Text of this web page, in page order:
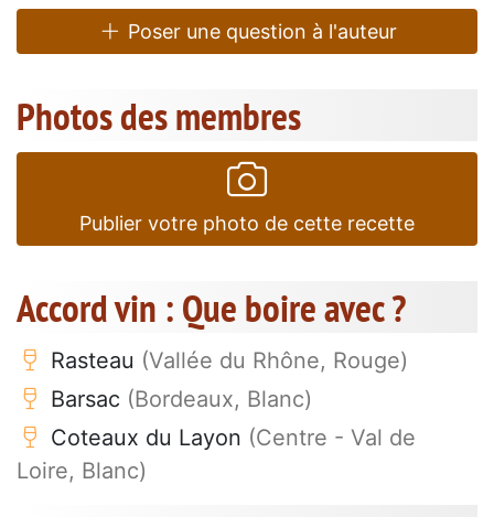
Poser une question à l'auteur
Photos des membres
Publier votre photo de cette recette
Accord vin : Que boire avec ?
Rasteau (Vallée du Rhône, Rouge)
Barsac (Bordeaux, Blanc)
Coteaux du Layon (Centre - Val de
Loire, Blanc)